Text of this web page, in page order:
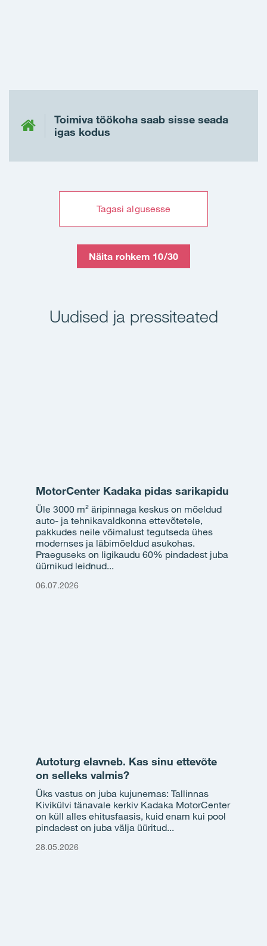
Toimiva töökoha saab sisse seada
igas kodus
Tagasi algusesse
Näita rohkem 10/30
Uudised ja pressiteated
MotorCenter Kadaka pidas sarikapidu
Üle 3000 m² äripinnaga keskus on mõeldud
auto- ja tehnikavaldkonna ettevõtetele,
pakkudes neile võimalust tegutseda ühes
modernses ja läbimõeldud asukohas.
Praeguseks on ligikaudu 60% pindadest juba
üürnikud leidnud...
06.07.2026
Autoturg elavneb. Kas sinu ettevõte
on selleks valmis?
Üks vastus on juba kujunemas: Tallinnas
Kivikülvi tänavale kerkiv Kadaka MotorCenter
on küll alles ehitusfaasis, kuid enam kui pool
pindadest on juba välja üüritud...
28.05.2026